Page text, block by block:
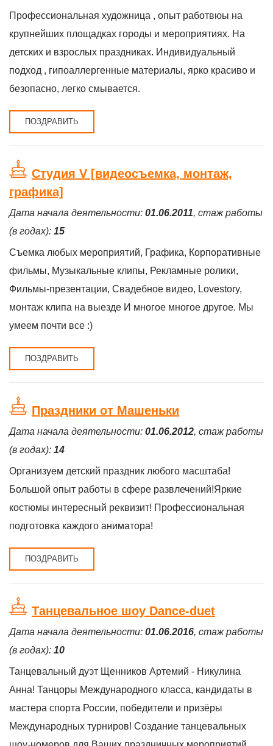
Профессиональная художница , опыт работвюы на
крупнейших площадках городы и мероприятиях. На
детских и взрослых праздниках. Индивидуальный
подход , гипоаллергенные материалы, ярко красиво и
безопасно, легко смывается.
ПОЗДРАВИТЬ
Студия V [видеосъемка, монтаж,
графика]
Дата начала деятельности: 01.06.2011, стаж работы
(в годах): 15
Съемка любых мероприятий, Графика, Корпоративные
фильмы, Музыкальные клипы, Рекламные ролики,
Фильмы-презентации, Свадебное видео, Lovestory,
монтаж клипа на выезде И многое многое другое. Мы
умеем почти все :)
ПОЗДРАВИТЬ
Праздники от Машеньки
Дата начала деятельности: 01.06.2012, стаж работы
(в годах): 14
Организуем детский праздник любого масштаба!
Большой опыт работы в сфере развлечений!Яркие
костюмы интересный реквизит! Профессиональная
подготовка каждого аниматора!
ПОЗДРАВИТЬ
Танцевальное шоу Dance-duet
Дата начала деятельности: 01.06.2016, стаж работы
(в годах): 10
Танцевальный дуэт Щенников Артемий - Никулина
Анна! Танцоры Международного класса, кандидаты в
мастера спорта России, победители и призёры
Международных турниров! Создание танцевальных